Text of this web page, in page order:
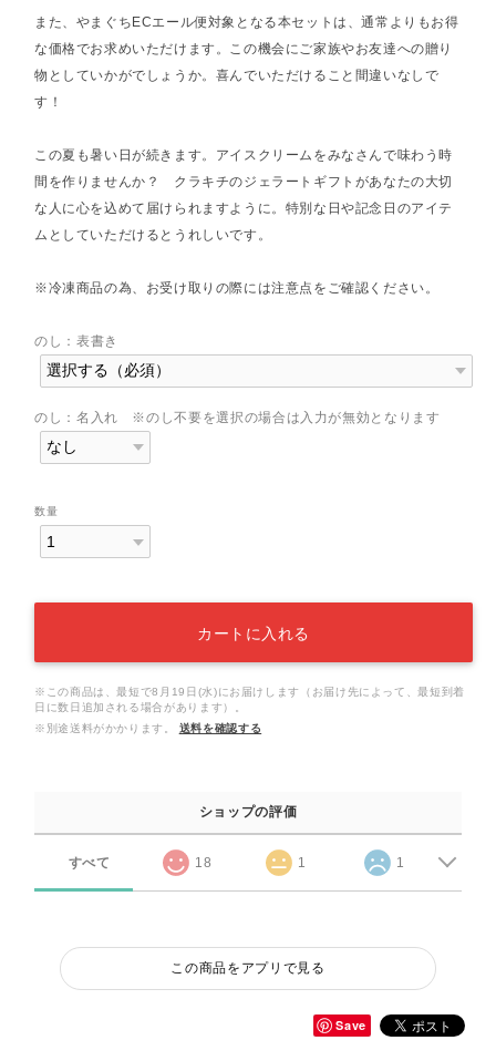
また、やまぐちECエール便対象となる本セットは、通常よりもお得
な価格でお求めいただけます。この機会にご家族やお友達への贈り
物としていかがでしょうか。喜んでいただけること間違いなしで
す！
この夏も暑い日が続きます。アイスクリームをみなさんで味わう時
間を作りませんか？ クラキチのジェラートギフトがあなたの大切
な人に心を込めて届けられますように。特別な日や記念日のアイテ
ムとしていただけるとうれしいです。
※冷凍商品の為、お受け取りの際には注意点をご確認ください。
のし：表書き
のし：名入れ ※のし不要を選択の場合は入力が無効となります
数量
カートに入れる
※この商品は、最短で8月19日(水)にお届けします（お届け先によって、最短到着
日に数日追加される場合があります）。
※別途送料がかかります。
送料を確認する
ショップの評価
すべて 18 1 1
この商品をアプリで見る
Save